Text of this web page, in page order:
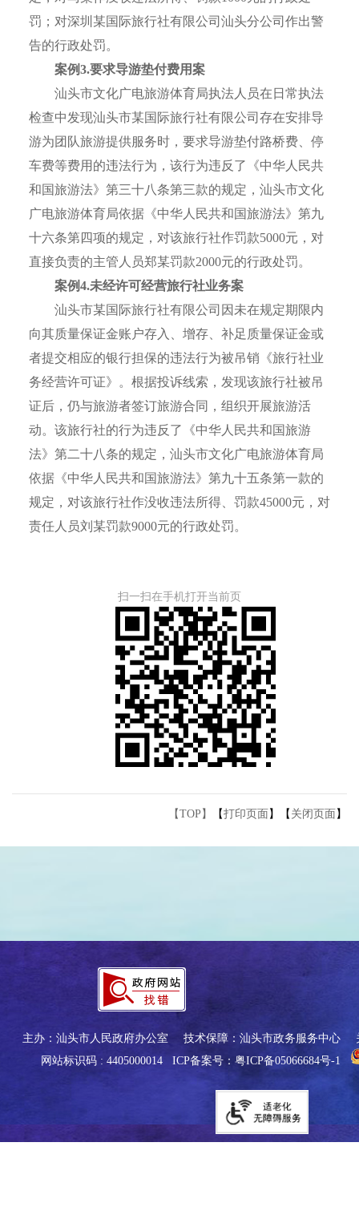
罚；对深圳某国际旅行社有限公司汕头分公司作出警
告的行政处罚。
案例3.要求导游垫付费用案
汕头市文化广电旅游体育局执法人员在日常执法
检查中发现汕头市某国际旅行社有限公司存在安排导
游为团队旅游提供服务时，要求导游垫付路桥费、停
车费等费用的违法行为，该行为违反了《中华人民共
和国旅游法》第三十八条第三款的规定，汕头市文化
广电旅游体育局依据《中华人民共和国旅游法》第九
十六条第四项的规定，对该旅行社作罚款5000元，对
直接负责的主管人员郑某罚款2000元的行政处罚。
案例4.未经许可经营旅行社业务案
汕头市某国际旅行社有限公司因未在规定期限内
向其质量保证金账户存入、增存、补足质量保证金或
者提交相应的银行担保的违法行为被吊销《旅行社业
务经营许可证》。根据投诉线索，发现该旅行社被吊
证后，仍与旅游者签订旅游合同，组织开展旅游活
动。该旅行社的行为违反了《中华人民共和国旅游
法》第二十八条的规定，汕头市文化广电旅游体育局
依据《中华人民共和国旅游法》第九十五条第一款的
规定，对该旅行社作没收违法所得、罚款45000元，对
责任人员刘某罚款9000元的行政处罚。
扫一扫在手机打开当前页
【TOP】 【打印页面 】【 关闭页面 】
主办：汕头市人民政府办公室 技术保障：汕头市政务服务中心
网站标识码 : 4405000014 ICP备案号：粤ICP备05066684号-1